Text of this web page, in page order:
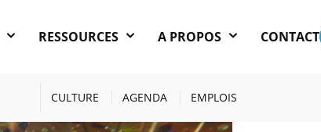
RESSOURCES A PROPOS CONTACT
CULTURE AGENDA EMPLOIS